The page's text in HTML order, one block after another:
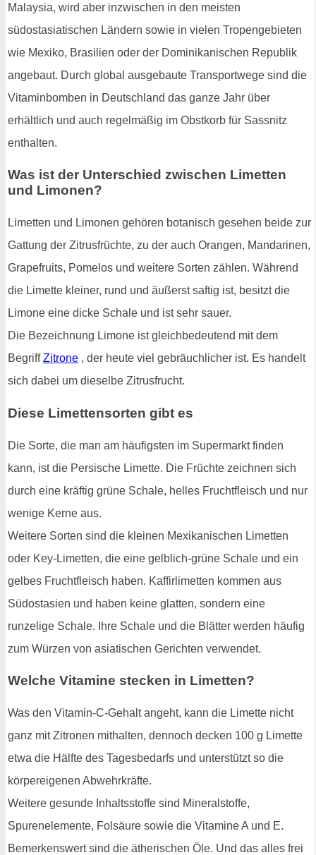
Malaysia, wird aber inzwischen in den meisten
südostasiatischen Ländern sowie in vielen Tropengebieten
wie Mexiko, Brasilien oder der Dominikanischen Republik
angebaut. Durch global ausgebaute Transportwege sind die
Vitaminbomben in Deutschland das ganze Jahr über
erhältlich und auch regelmäßig im Obstkorb für Sassnitz
enthalten.
Was ist der Unterschied zwischen Limetten
und Limonen?
Limetten und Limonen gehören botanisch gesehen beide zur
Gattung der Zitrusfrüchte, zu der auch Orangen, Mandarinen,
Grapefruits, Pomelos und weitere Sorten zählen. Während
die Limette kleiner, rund und äußerst saftig ist, besitzt die
Limone eine dicke Schale und ist sehr sauer.
Die Bezeichnung Limone ist gleichbedeutend mit dem
BegriffZitrone , der heute viel gebräuchlicher ist. Es handelt
sich dabei um dieselbe Zitrusfrucht.
Diese Limettensorten gibt es
Die Sorte, die man am häufigsten im Supermarkt finden
kann, ist die Persische Limette. Die Früchte zeichnen sich
durch eine kräftig grüne Schale, helles Fruchtfleisch und nur
wenige Kerne aus.
Weitere Sorten sind die kleinen Mexikanischen Limetten
oder Key-Limetten, die eine gelblich-grüne Schale und ein
gelbes Fruchtfleisch haben. Kaffirlimetten kommen aus
Südostasien und haben keine glatten, sondern eine
runzelige Schale. Ihre Schale und die Blätter werden häufig
zum Würzen von asiatischen Gerichten verwendet.
Welche Vitamine stecken in Limetten?
Was den Vitamin-C-Gehalt angeht, kann die Limette nicht
ganz mit Zitronen mithalten, dennoch decken 100 g Limette
etwa die Hälfte des Tagesbedarfs und unterstützt so die
körpereigenen Abwehrkräfte.
Weitere gesunde Inhaltsstoffe sind Mineralstoffe,
Spurenelemente, Folsäure sowie die Vitamine A und E.
Bemerkenswert sind die ätherischen Öle. Und das alles frei